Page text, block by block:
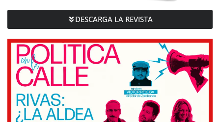
DESCARGA LA REVISTA